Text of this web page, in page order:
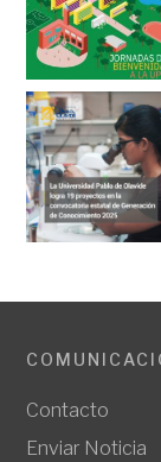
Contacto
Enviar Noticia